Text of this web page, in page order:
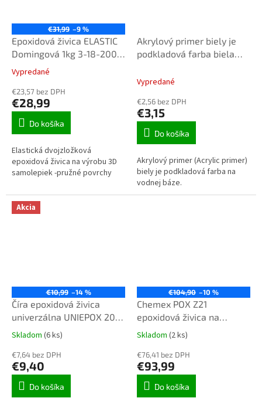
€31,99 –9 %
Epoxidová živica ELASTIC
Domingová 1kg 3-18-200
Priemerné
produktu
je
5,0
hviezdičiek.
Vypredané
€23,57 bez DPH
€28,99
Do košíka
Elastická dvojzložková
epoxidová živica na výrobu 3D
samolepiek -pružné povrchy
Akrylový primer biely je
podkladová farba biela
Vypredané
€2,56 bez DPH
€3,15
Do košíka
Akrylový primer (Acrylic primer)
biely je podkladová farba na
vodnej báze.
Akcia
€10,99 –14 %
Číra epoxidová živica
univerzálna UNIEPOX 20-
24-650 UV+ 0,4kg
Priemerné
produktu
je
3,1
Skladom (6 ks)
€7,64 bez DPH
€9,40
Do košíka
€104,90 –10 %
Chemex POX Z21
epoxidová živica na
zalievanie číra 6,45kg TOP
Priemerné
produktu
je
4,1
Skladom (2 ks)
€76,41 bez DPH
€93,99
Do košíka